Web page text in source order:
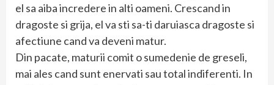
el sa aiba incredere in alti oameni. Crescand in
dragoste si grija, el va sti sa-ti daruiasca dragoste si
afectiune cand va deveni matur.
Din pacate, maturii comit o sumedenie de greseli,
mai ales cand sunt enervati sau total indiferenti. In